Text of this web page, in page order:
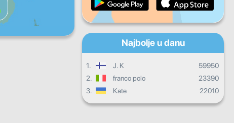
Ukupni progres
Najbolje u danu
1. J. K
59950
2.
franco polo
23390
3.
Kate 22010